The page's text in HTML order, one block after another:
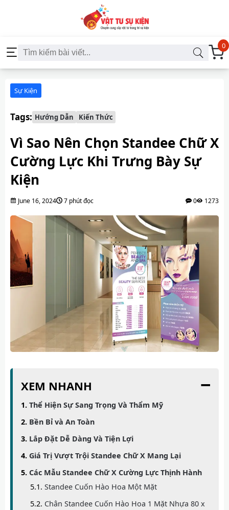
0
Sự Kiện
Tags: Hướng Dẫn Kiến Thức
Vì Sao Nên Chọn Standee Chữ X
Cường Lực Khi Trưng Bày Sự
Kiện
June 16, 2024 7 phút đọc 0 1273
XEM NHANH −
Thể Hiện Sự Sang Trọng Và Thẩm Mỹ
Bền Bỉ và An Toàn
Lắp Đặt Dễ Dàng Và Tiện Lợi
Giá Trị Vượt Trội Standee Chữ X Mang Lại
Các Mẫu Standee Chữ X Cường Lực Thịnh Hành
Standee Cuốn Hào Hoa Một Mặt
Chân Standee Cuốn Hào Hoa 1 Mặt Nhựa 80 x